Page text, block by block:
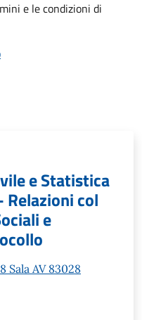
e le condizioni di
e Statistica
Relazioni col
e
Sala AV 83028